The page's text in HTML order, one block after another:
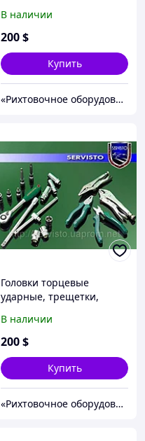
В наличии
200$
Купить
«Рихтовочное оборудование»
Головки торцевые
ударные, трещетки,
В наличии
200$
Купить
«Рихтовочное оборудование»